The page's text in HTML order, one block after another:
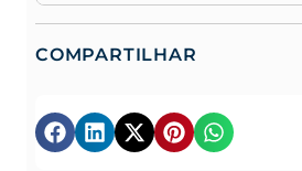
COMPARTILHAR